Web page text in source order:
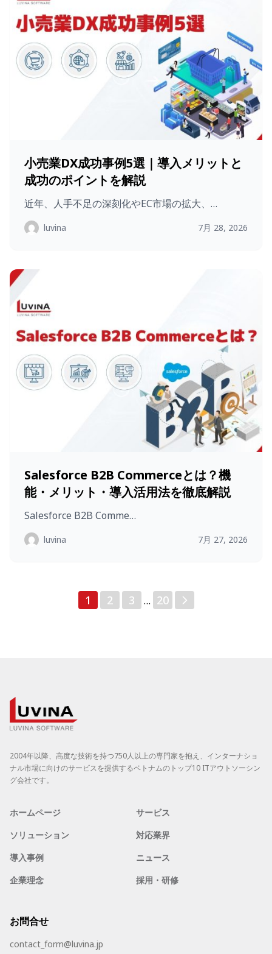
小売業DX成功事例5選｜導入メリットと
成功のポイントを解説
近年、人手不足の深刻化やEC市場の拡大、…
luvina 7月 28, 2026
Salesforce B2B Commerceとは？機
能・メリット・導入活用法を徹底解説
Salesforce B2B Comme…
luvina 7月 27, 2026
投
稿
1 2 3 … 20
2004年以降、高度な技術を持つ750人以上の専門家を抱え、インターナショ
ナル市場に向けのサービスを提供するベトナムのトップ10 ITアウトソーシン
グ会社です。
ホームページ
サービス
ソリューション
対応業界
導入事例
ニュース
企業理念
採用・研修
お問合せ
contact_form@luvina.jp